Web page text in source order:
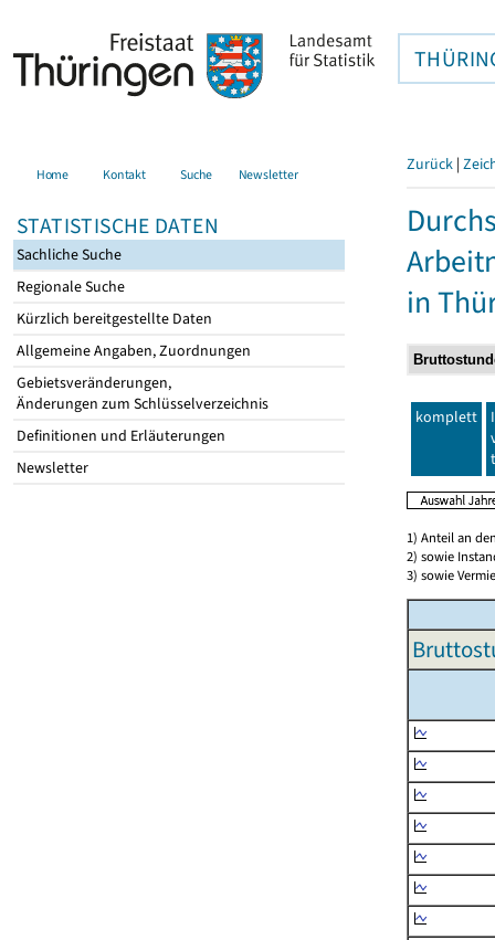
Home Kontakt Suche Newsletter
STATISTISCHE DATEN
Sachliche Suche
Regionale Suche
Kürzlich bereitgestellte Daten
Allgemeine Angaben, Zuordnungen
Gebietsveränderungen,
Änderungen zum Schlüsselverzeichnis
Definitionen und Erläuterungen
Newsletter
Zurück |
in
komplett
1) Anteil an
2) sowie
3) sowie